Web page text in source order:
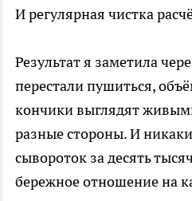
И регулярная чистка
Результат я заметила
перестали пушиться,
кончики выглядят
разные стороны. И
сывороток за десять
бережное отношение на